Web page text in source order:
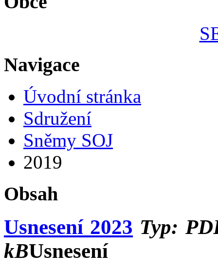
Navigace
Úvodní stránka
Sdružení
Sněmy SOJ
2019
Obsah
Usnesení 2023 Typ:
kBUsnesení